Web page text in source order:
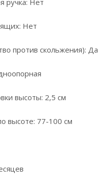
ручка: Нет
Нет
против скольжения): Да
высоты: 2,5 см
высоте: 77-100 см